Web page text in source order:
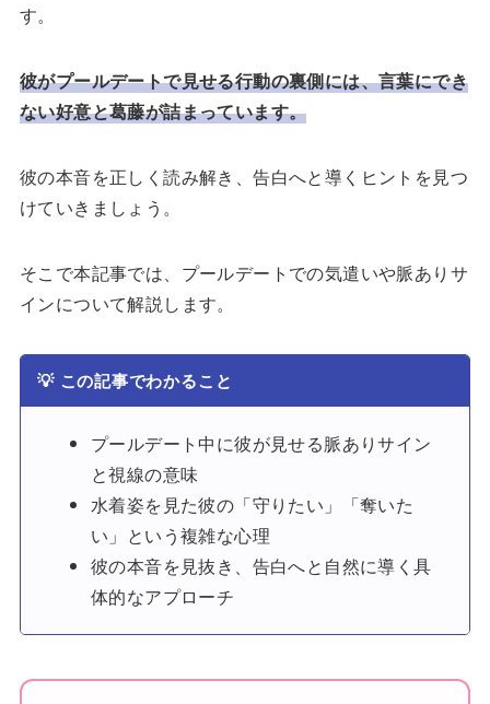
す。
彼がプールデートで見せる行動の裏側には、言葉にでき
ない好意と葛藤が詰まっています。
彼の本音を正しく読み解き、告白へと導くヒントを見つ
けていきましょう。
そこで本記事では、プールデートでの気遣いや脈ありサ
インについて解説します。
💡 この記事でわかること
プールデート中に彼が見せる脈ありサイン
と視線の意味
水着姿を見た彼の「守りたい」「奪いた
い」という複雑な心理
彼の本音を見抜き、告白へと自然に導く具
体的なアプローチ